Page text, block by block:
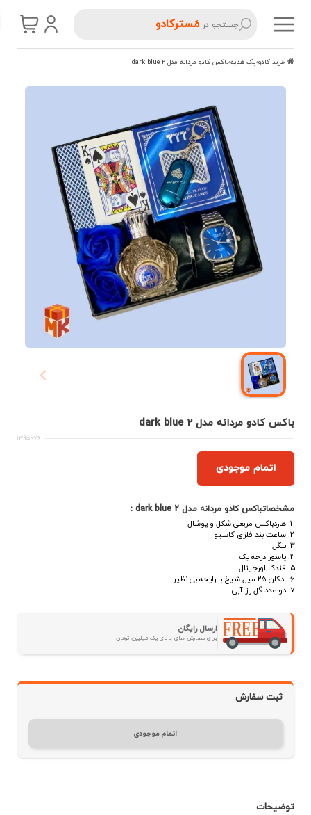
جستجو درمَسترکادو
پک هدیه باکس کادو مردانه مدل dark blue 2
باکس کادو مردانه مدل dark blue 2
1395076
اتمام موجودی
مشخصاتباکس کادو مردانه مدل dark blue 2 :
هاردباکس مربعی شکل و پوشال
ساعت بند فلزی کاسیو
بنگل
پاسور درجه یک
فندک اورجینال
ادکلن ۲۵ میل شیخ با رایحه بی نظیر
دو عدد گل رز آبی
ارسال رایگان
برای سفارش های بالای یک میلیون تومان
ثبت سفارش
اتمام موجودی
توضیحات